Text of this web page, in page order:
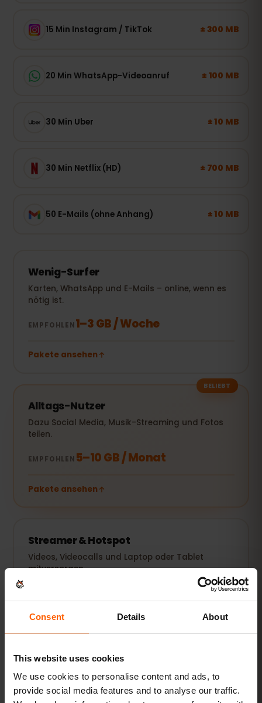
Consent Details About
This website uses cookies
We use cookies to personalise content and ads, to
provide social media features and to analyse our traffic.
15 Min Instagram / TikTok ± 300 MB
20 Min WhatsApp-Videoanruf ± 100 MB
30 Min Uber ± 10 MB
30 Min Netflix (HD) ± 700 MB
50 E-Mails (ohne Anhang) ± 10 MB
Wenig-Surfer
Karten, WhatsApp und E-Mails – online, wenn es
nötig ist.
EMPFOHLEN1–3 GB / Woche
Pakete ansehen
BELIEBT
Alltags-Nutzer
Dazu Social Media, Musik-Streaming und Fotos
teilen.
EMPFOHLEN 5–10 GB / Monat
Pakete ansehen
Streamer & Hotspot
Videos, Videocalls und Laptop oder Tablet
mitversorgen.
20 GB+ oder Unlimited
Pakete ansehen
Alle Angaben sind Richtwerte. Der tatsächliche Verbrauch
hängt von Gerät, App-Einstellungen und Nutzung ab.